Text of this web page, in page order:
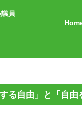
する自由」と「自